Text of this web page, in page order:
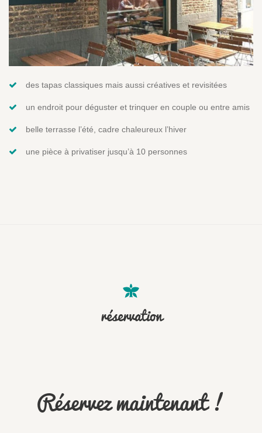
des tapas classiques mais aussi créatives et revisitées
un endroit pour déguster et trinquer en couple ou entre amis
belle terrasse l’été, cadre chaleureux l’hiver
une pièce à privatiser jusqu’à 10 personnes
réservation
Réservez maintenant !